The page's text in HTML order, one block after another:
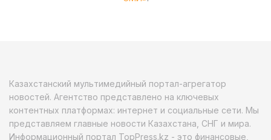
Казахстанский мультимедийный портал-агрегатор
новостей. Агентство представлено на ключевых
контентных платформах: интернет и социальные сети. Мы
представляем главные новости Казахстана, СНГ и мира.
Информационный портал TopPress.kz - это финансовые,